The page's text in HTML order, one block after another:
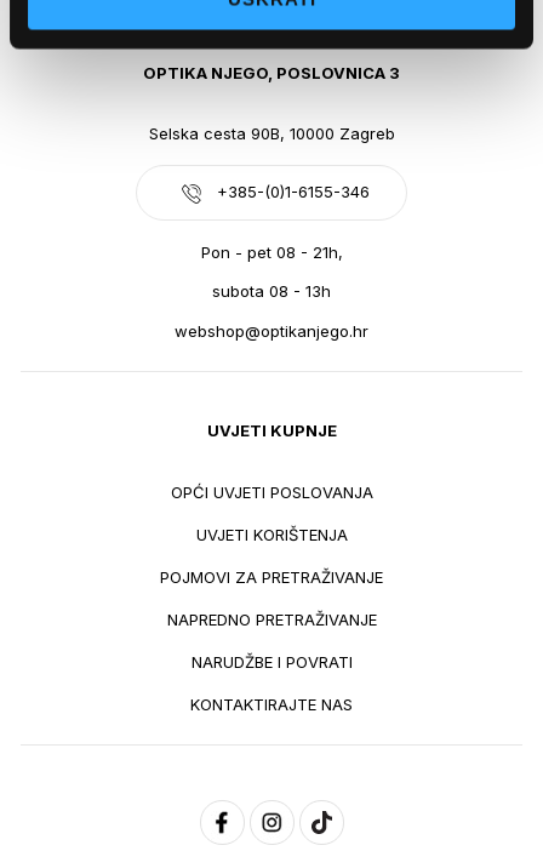
webshop@optikanjego.hr
OPTIKA NJEGO, POSLOVNICA 3
Selska cesta 90B, 10000 Zagreb
+385-(0)1-6155-346
Pon - pet 08 - 21h,
subota 08 - 13h
webshop@optikanjego.hr
UVJETI KUPNJE
OPĆI UVJETI POSLOVANJA
UVJETI KORIŠTENJA
POJMOVI ZA PRETRAŽIVANJE
NAPREDNO PRETRAŽIVANJE
NARUDŽBE I POVRATI
KONTAKTIRAJTE NAS